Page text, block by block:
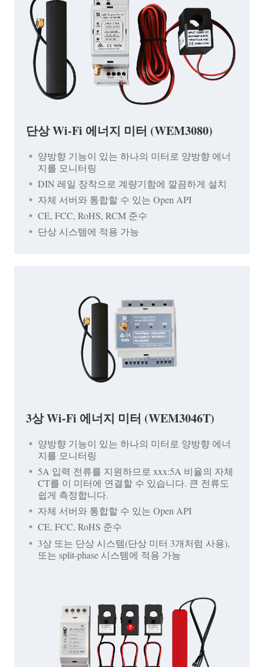
단상 Wi-Fi 에너지 미터 (WEM3080)
양방향 기능이 있는 하나의 미터로 양방향 에너
지를 모니터링
DIN 레일 장착으로 계량기함에 깔끔하게 설치
자체 서버와 통합할 수 있는 Open API
CE, FCC, RoHS, RCM 준수
단상 시스템에 적용 가능
3상 Wi-Fi 에너지 미터 (WEM3046T)
양방향 기능이 있는 하나의 미터로 양방향 에너
지를 모니터링
5A 입력 전류를 지원하므로 xxx:5A 비율의 자체
CT를 이 미터에 연결할 수 있습니다. 큰 전류도
쉽게 측정합니다.
자체 서버와 통합할 수 있는 Open API
CE, FCC, RoHS 준수
3상 또는 단상 시스템(단상 미터 3개처럼 사용),
또는 split-phase 시스템에 적용 가능